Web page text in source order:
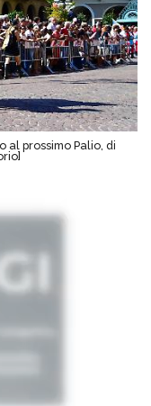
al prossimo Palio, di